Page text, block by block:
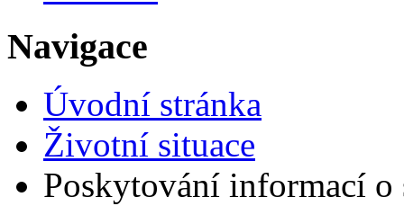
Navigace
Úvodní stránka
Životní situace
Poskytování informací